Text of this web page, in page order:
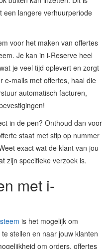
een langere verhuurperiode
voor het maken van offertes
Je kan in i-Reserve heel
je veel tijd oplevert en zorgt
e-mails met offertes, haal die
automatisch facturen,
in de pen? Onthoud dan voor
staat met stip op nummer
exact wat de klant van jou
zijn specifieke verzoek is.
met i-
is het mogelijk om
stellen en naar jouw klanten
om orders, offertes